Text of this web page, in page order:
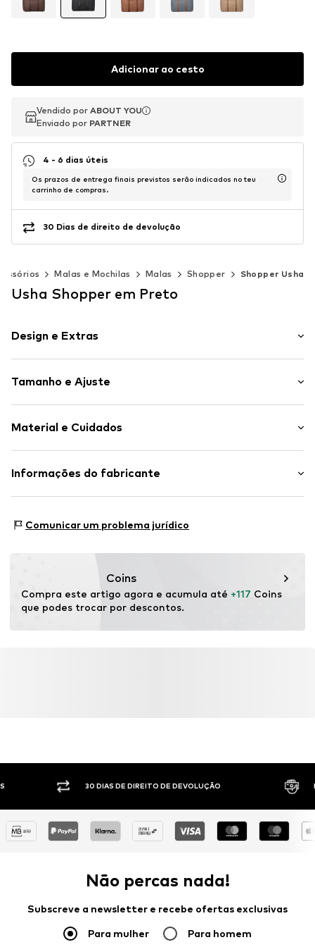
Adicionar ao cesto
Vendido por ABOUT YOU
Enviado por PARTNER
Vendido por ABOUT YOU
Enviado por PARTNER
4 - 6 dias úteis
Os prazos de entrega finais previstos serão indicados no teu
carrinho de compras.
30 Dias de direito de devolução
Malas e Mochilas Malas Shopper Shopper Usha
Usha Shopper em Preto
Design e Extras
Compartimento principal espaçoso
Compartimento com fecho de correr interior
Pés de apoio
Artigo n º. 5907871526798
Tamanho e Ajuste
Material e Cuidados
Material superior: Poliuretano - PU (reciclado)
Informações do fabricante
22529 Hamburg
Comunicar um problema jurídico
Coins
Compra este artigo agora e acumula até +117 Coins
que podes trocar por descontos.
30 DIAS DE DIREITO DE DEVOLUÇÃO
Não percas nada!
Subscreve a newsletter e recebe ofertas exclusivas
Para mulher Para homem